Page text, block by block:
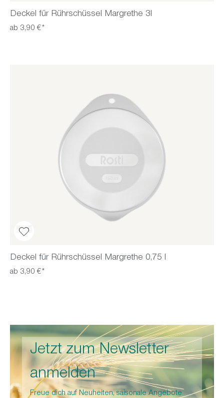
Deckel für Rührschüssel Margrethe 3l
ab 3,90 €*
Deckel für Rührschüssel Margrethe 0,75 l
ab 3,90 €*
Jetzt zum Newsletter
anmelden
Freue dich auf Neuheiten, saisonale Angebote